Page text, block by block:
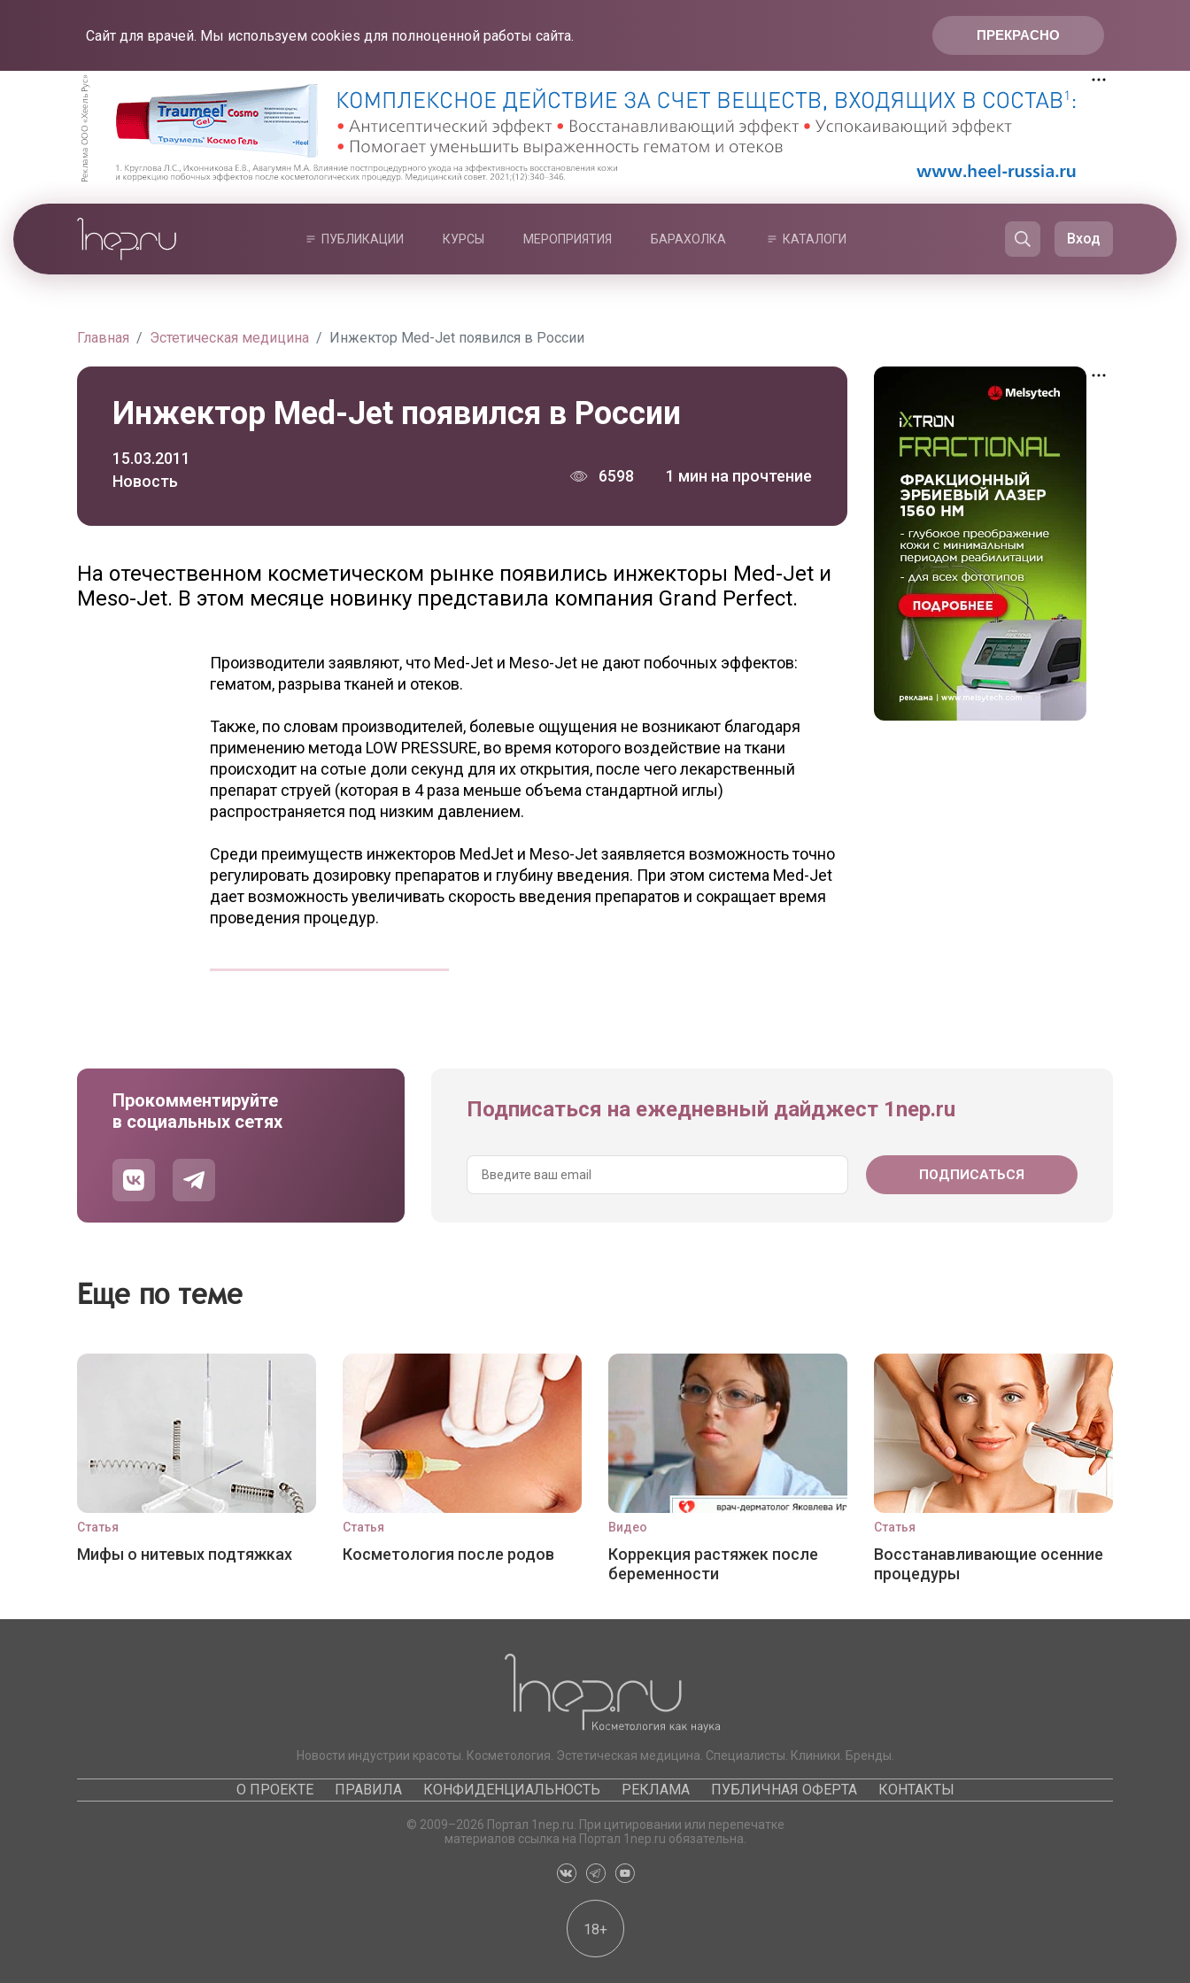
ПРЕКРАСНО
Сайт для врачей. Мы используем cookies для полноценной работы сайта.
ПУБЛИКАЦИИ КУРСЫ МЕРОПРИЯТИЯ БАРАХОЛКА КАТАЛОГИ Вход
Главная Эстетическая медицина Инжектор Med-Jet появился в России
Инжектор Med-Jet появился в России
15.03.2011
Новость
6598 1 мин на прочтение
На отечественном косметическом рынке появились инжекторы Med-Jet и
Meso-Jet. В этом месяце новинку представила компания Grand Perfect.
Производители заявляют, что Med-Jet и Meso-Jet не дают побочных эффектов:
гематом, разрыва тканей и отеков.
Также, по словам производителей, болевые ощущения не возникают благодаря
применению метода LOW PRESSURE, во время которого воздействие на ткани
происходит на сотые доли секунд для их открытия, после чего лекарственный
препарат струей (которая в 4 раза меньше объема стандартной иглы)
распространяется под низким давлением.
Среди преимуществ инжекторов MedJet и Meso-Jet заявляется возможность точно
регулировать дозировку препаратов и глубину введения. При этом система Med-Jet
дает возможность увеличивать скорость введения препаратов и сокращает время
проведения процедур.
Прокомментируйте
в социальных сетях
Подписаться на ежедневный дайджест 1nep.ru
Еще по теме
Статья
Мифы о нитевых подтяжках
Статья
Косметология после родов
Видео
Коррекция растяжек после
беременности
Статья
Восстанавливающие осенние
процедуры
Новости индустрии красоты. Косметология. Эстетическая медицина. Специалисты. Клиники. Бренды.
О ПРОЕКТЕ ПРАВИЛА КОНФИДЕНЦИАЛЬНОСТЬ РЕКЛАМА ПУБЛИЧНАЯ ОФЕРТА КОНТАКТЫ
© 2009–2026 Портал 1nep.ru. При цитировании или перепечатке
материалов ссылка на Портал 1nep.ru обязательна.
18+